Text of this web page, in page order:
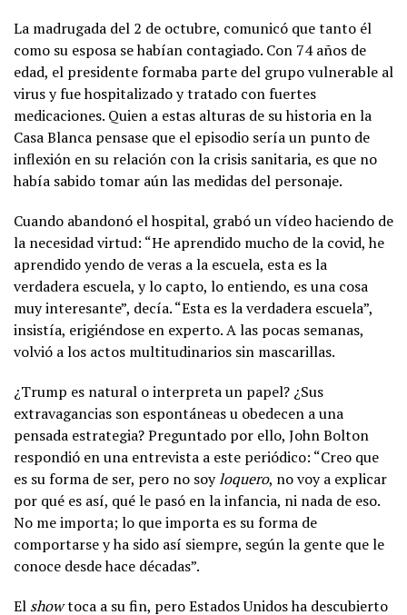
La madrugada del 2 de octubre, comunicó que tanto él
como su esposa se habían contagiado. Con 74 años de
edad, el presidente formaba parte del grupo vulnerable al
virus y fue hospitalizado y tratado con fuertes
medicaciones. Quien a estas alturas de su historia en la
Casa Blanca pensase que el episodio sería un punto de
inflexión en su relación con la crisis sanitaria, es que no
había sabido tomar aún las medidas del personaje.
Cuando abandonó el hospital, grabó un vídeo haciendo de
la necesidad virtud: “He aprendido mucho de la covid, he
aprendido yendo de veras a la escuela, esta es la
verdadera escuela, y lo capto, lo entiendo, es una cosa
muy interesante”, decía. “Esta es la verdadera escuela”,
insistía, erigiéndose en experto. A las pocas semanas,
volvió a los actos multitudinarios sin mascarillas.
¿Trump es natural o interpreta un papel? ¿Sus
extravagancias son espontáneas u obedecen a una
pensada estrategia? Preguntado por ello, John Bolton
respondió en una entrevista a este periódico: “Creo que
es su forma de ser, pero no soyloquero, no voy a explicar
por qué es así, qué le pasó en la infancia, ni nada de eso.
No me importa; lo que importa es su forma de
comportarse y ha sido así siempre, según la gente que le
conoce desde hace décadas”.
El showtoca a su fin, pero Estados Unidos ha descubierto